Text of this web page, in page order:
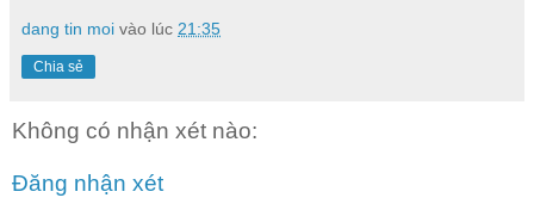
dang tin moi vào lúc 21:35
Chia sẻ
Không có nhận xét nào:
Đăng nhận xét